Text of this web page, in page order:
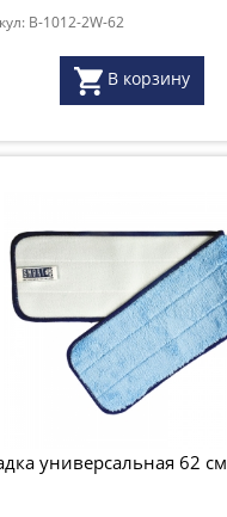
B-1012-2W-62
В корзину
универсальная 62 см